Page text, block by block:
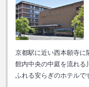
京都駅に近い西本願寺に
館内中央の中庭を流れる
ふれる安らぎのホテルで